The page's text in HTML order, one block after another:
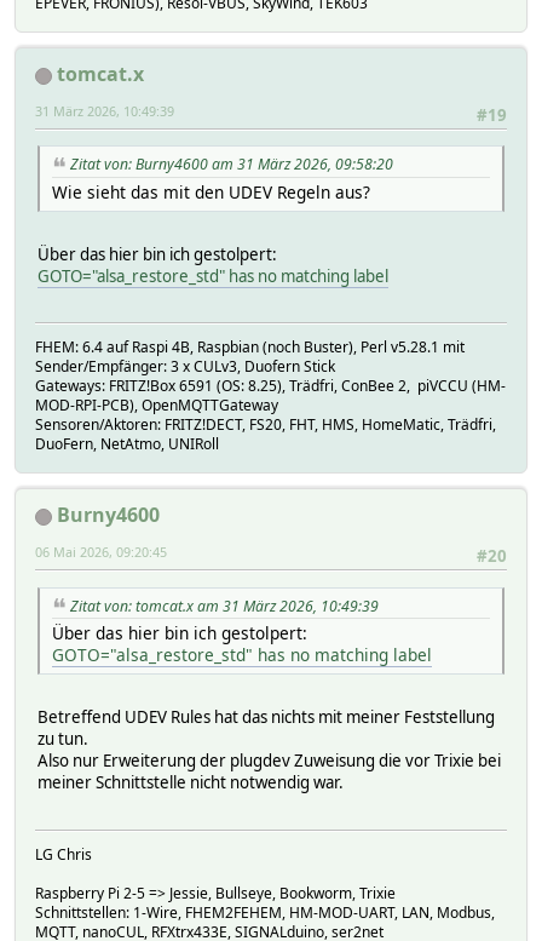
tomcat.x
#19
31 März 2026, 10:49:39
Zitat von: Burny4600 am 31 März 2026, 09:58:20
Wie sieht das mit den UDEV Regeln aus?
Über das hier bin ich gestolpert:
GOTO="alsa_restore_std" has no matching label
FHEM: 6.4 auf Raspi 4B, Raspbian (noch Buster), Perl v5.28.1 mit
Sender/Empfänger: 3 x CULv3, Duofern Stick
Gateways: FRITZ!Box 6591 (OS: 8.25), Trädfri, ConBee 2, piVCCU (HM-
MOD-RPI-PCB), OpenMQTTGateway
Sensoren/Aktoren: FRITZ!DECT, FS20, FHT, HMS, HomeMatic, Trädfri,
DuoFern, NetAtmo, UNIRoll
Burny4600
#20
06 Mai 2026, 09:20:45
Zitat von: tomcat.x am 31 März 2026, 10:49:39
Über das hier bin ich gestolpert:
GOTO="alsa_restore_std" has no matching label
Betreffend UDEV Rules hat das nichts mit meiner Feststellung
zu tun.
Also nur Erweiterung der plugdev Zuweisung die vor Trixie bei
meiner Schnittstelle nicht notwendig war.
LG Chris
Raspberry Pi 2-5 => Jessie, Bullseye, Bookworm, Trixie
Schnittstellen: 1-Wire, FHEM2FEHEM, HM-MOD-UART, LAN, Modbus,
MQTT, nanoCUL, RFXtrx433E, SIGNALduino, ser2net